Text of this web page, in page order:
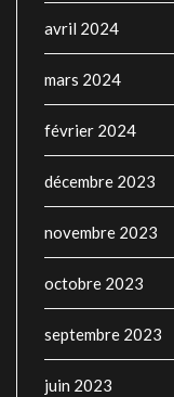
avril 2024
mars 2024
février 2024
décembre 2023
novembre 2023
octobre 2023
septembre 2023
juin 2023